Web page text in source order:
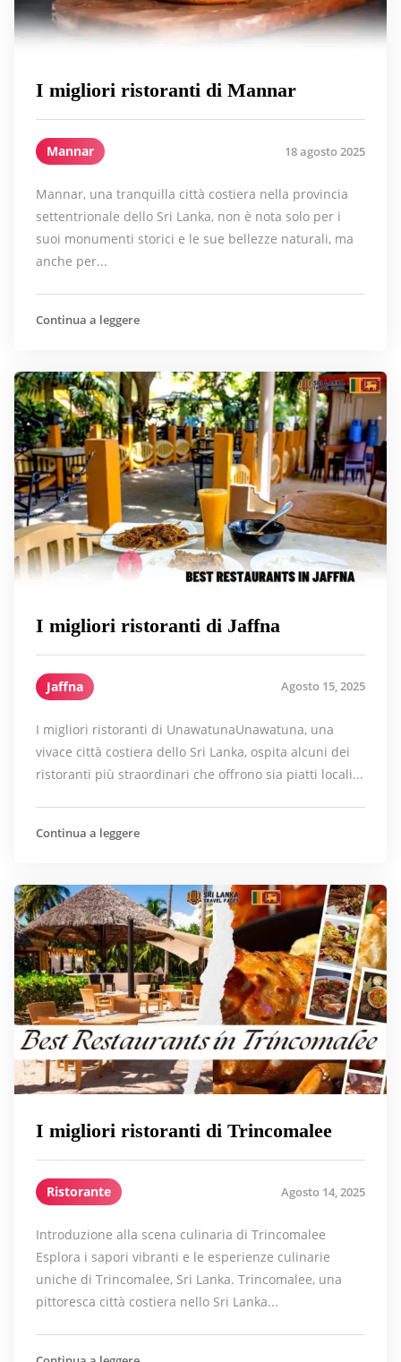
I migliori ristoranti di Mannar
Mannar 18 agosto 2025
Mannar, una tranquilla città costiera nella provincia
settentrionale dello Sri Lanka, non è nota solo per i
suoi monumenti storici e le sue bellezze naturali, ma
anche per...
Continua a leggere
I migliori ristoranti di Jaffna
Jaffna Agosto 15, 2025
I migliori ristoranti di UnawatunaUnawatuna, una
vivace città costiera dello Sri Lanka, ospita alcuni dei
ristoranti più straordinari che offrono sia piatti locali...
Continua a leggere
I migliori ristoranti di Trincomalee
Ristorante Agosto 14, 2025
Introduzione alla scena culinaria di Trincomalee
Esplora i sapori vibranti e le esperienze culinarie
uniche di Trincomalee, Sri Lanka. Trincomalee, una
pittoresca città costiera nello Sri Lanka...